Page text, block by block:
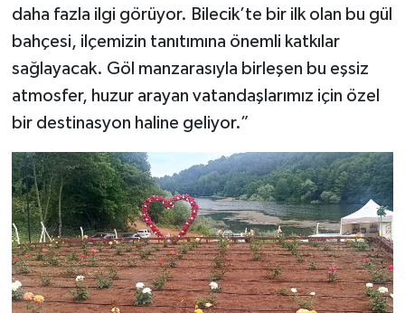
daha fazla ilgi görüyor. Bilecik’te bir ilk olan bu gül
bahçesi, ilçemizin tanıtımına önemli katkılar
sağlayacak. Göl manzarasıyla birleşen bu eşsiz
atmosfer, huzur arayan vatandaşlarımız için özel
bir destinasyon haline geliyor.”